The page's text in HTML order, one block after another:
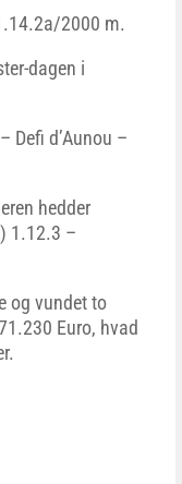
2000 m.
dagen i
Defi d’Aunou –
hedder
1.12.3 –
og vundet to
Euro, hvad